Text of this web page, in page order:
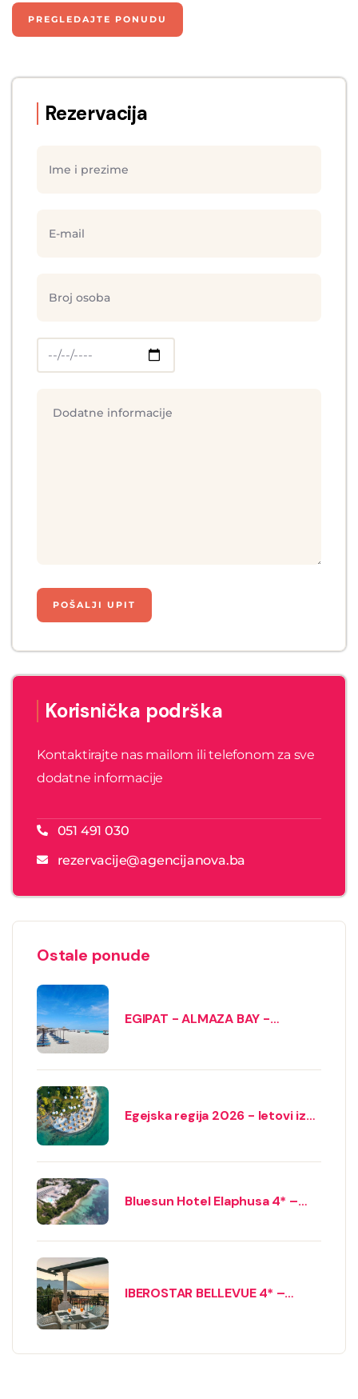
PREGLEDAJTE PONUDU
Rezervacija
Korisnička podrška
Kontaktirajte nas mailom ili telefonom za sve
dodatne informacije
051 491 030
rezervacije@agencijanova.ba
Ostale ponude
EGIPAT - ALMAZA BAY -
Egejska regija 2026 - letovi iz
Bluesun Hotel Elaphusa 4* –
IBEROSTAR BELLEVUE 4* –